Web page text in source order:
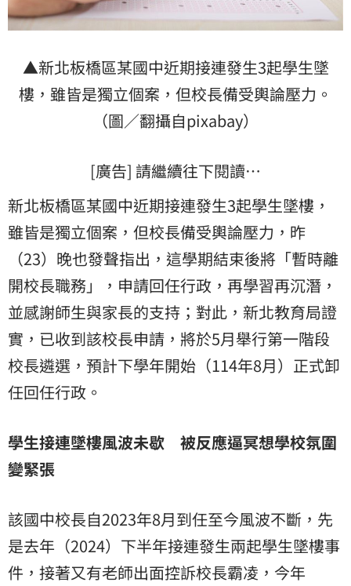
▲新北板橋區某國中近期接連發生3起學生墜
樓 ，雖皆是獨立個案，但校長備受輿論壓力。
（圖／翻攝自pixabay）
[廣告] 請繼續往下閱讀…
新北板橋區某國中近期接連發生3起學生墜樓，
雖皆是獨立個案，但校長備受輿論壓力，昨
（23）晚也發聲指出，這學期結束後將「暫時離
開校長職務」，申請回任行政，再學習再沉潛，
並感謝師生與家長的支持；對此，新北教育局證
實，已收到該校長申請，將於5月舉行第一階段
校長遴選，預計下學年開始（114年8月）正式卸
任回任行政。
學生接連墜樓風波未歇 被反應逼冥想學校氛圍
變緊張
該國中校長自2023年8月到任至今風波不斷，先
是去年（2024）下半年接連發生兩起學生墜樓事
件，接著又有老師出面控訴校長霸凌，今年